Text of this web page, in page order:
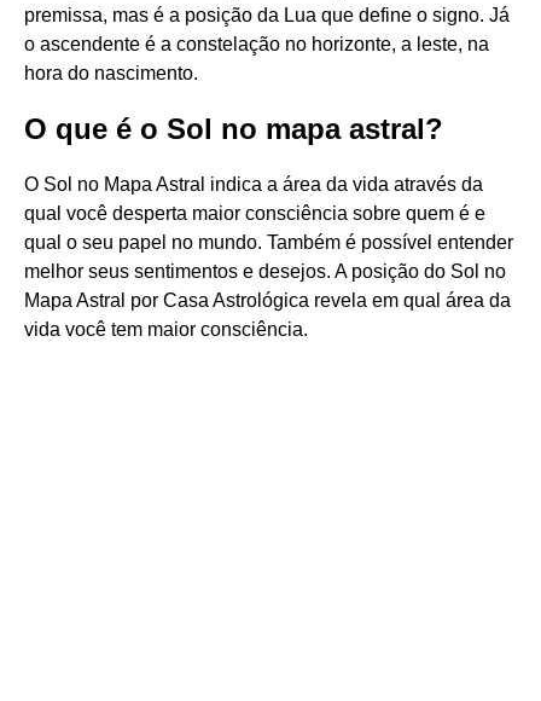
premissa, mas é a posição da Lua que define o signo. Já
o ascendente é a constelação no horizonte, a leste, na
hora do nascimento.
O que é o Sol no mapa astral?
O Sol no Mapa Astral indica a área da vida através da
qual você desperta maior consciência sobre quem é e
qual o seu papel no mundo. Também é possível entender
melhor seus sentimentos e desejos. A posição do Sol no
Mapa Astral por Casa Astrológica revela em qual área da
vida você tem maior consciência.